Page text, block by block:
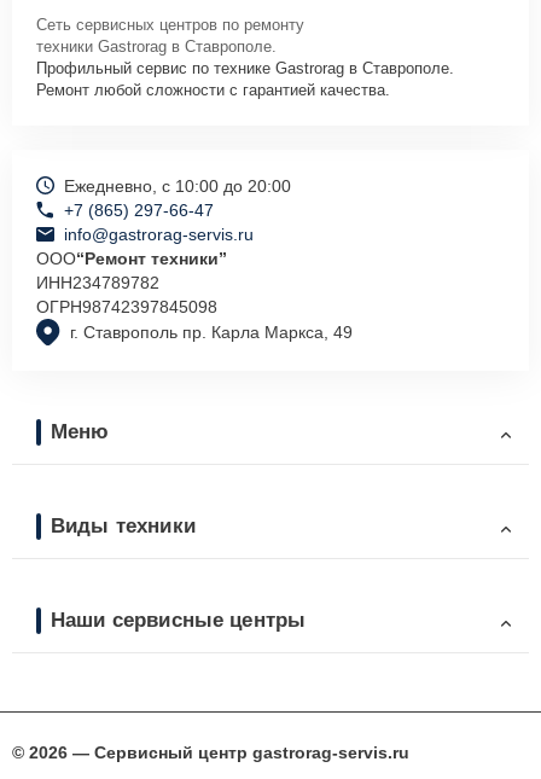
Сеть сервисных центров по ремонту
техники Gastrorag в Ставрополе.
Профильный сервис по технике Gastrorag в Ставрополе.
Ремонт любой сложности с гарантией качества.
г. Ставрополь пр. Карла Маркса, 49
Ежедневно, с 10:00 до 20:00
+7 (865) 297-66-47
info@gastrorag-servis.ru
ООО“Ремонт техники”
ИНН234789782
ОГРН98742397845098
Меню
Виды техники
Наши сервисные центры
© 2026 — Сервисный центр gastrorag-servis.ru